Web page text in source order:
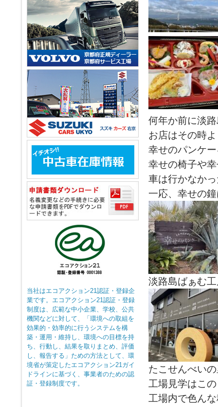
当社はエコアクション21認証・登録企
業です。エコアクション21認証・登録
制度は、広範な中小企業、学校、公共
機関などに対して、「環境への取組を
効果的・効率的に行うシステムを構
築・運用・維持し、環境への目標を持
ち、行動し、結果を取りまとめ、評価
し、報告する」ための方法として、環
境省が策定したエコアクション21ガイ
ドラインに基づく、事業者のための認
証・登録制度です。
何年か前に淡
お店はその時
幸せのパンケ
幸せの椅子や
車は行かなか
一応、幸せの
淡路島ばぁむ
たこせんべい
工場見学はこ
工場内で色ん